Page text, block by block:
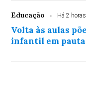
Educação Há 2 horas
Volta às aulas
infantil em pauta